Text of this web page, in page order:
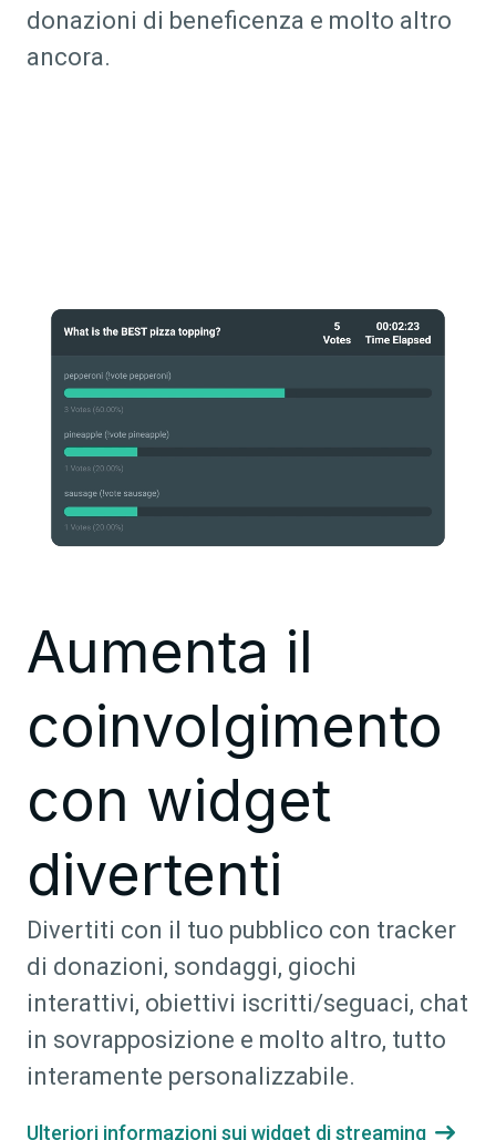
donazioni di beneficenza e molto altro
ancora.
Aumenta il
coinvolgimento
con widget
divertenti
Divertiti con il tuo pubblico con tracker
di donazioni, sondaggi, giochi
interattivi, obiettivi iscritti/seguaci, chat
in sovrapposizione e molto altro, tutto
interamente personalizzabile.
Ulteriori informazioni sui widget di streaming 